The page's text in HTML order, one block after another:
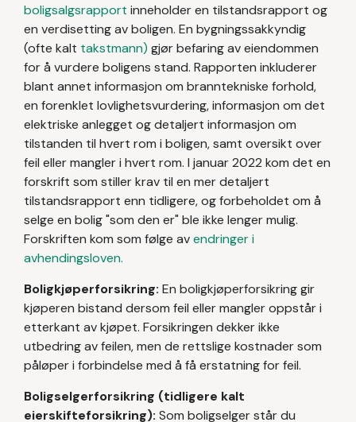
boligsalgsrapport inneholder en tilstandsrapport og
en verdisetting av boligen. En bygningssakkyndig
(ofte kalt takstmann) gjør befaring av eiendommen
for å vurdere boligens stand. Rapporten inkluderer
blant annet informasjon om branntekniske forhold,
en forenklet lovlighetsvurdering, informasjon om det
elektriske anlegget og detaljert informasjon om
tilstanden til hvert rom i boligen, samt oversikt over
feil eller mangler i hvert rom. I januar 2022 kom det en
forskrift som stiller krav til en mer detaljert
tilstandsrapport enn tidligere, og forbeholdet om å
selge en bolig "som den er" ble ikke lenger mulig.
Forskriften kom som følge avendringer i
avhendingsloven.
Boligkjøperforsikring: En boligkjøperforsikring gir
kjøperen bistand dersom feil eller mangler oppstår i
etterkant av kjøpet. Forsikringen dekker ikke
utbedring av feilen, men de rettslige kostnader som
påløper i forbindelse med å få erstatning for feil.
Boligselgerforsikring (tidligere kalt
eierskifteforsikring): Som boligselger står du